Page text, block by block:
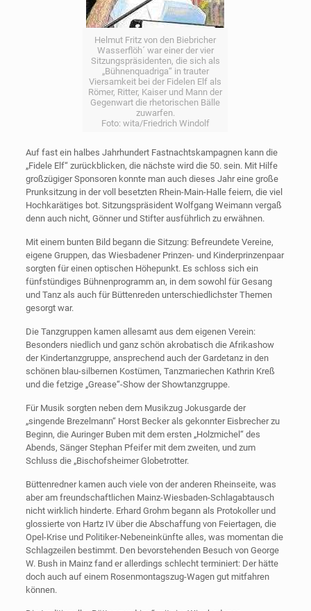
Helmut Fritz von den Biebricher
Wasserflöh´ war einer der vier
Sitzungspräsidenten, die sich als
„Bühnenquadriga“ in trauter
Viersamkeit bei der Fidelen Elf als
Römer, Ritter, Kaiser und Mann der
Gegenwart die rhetorischen Bälle
zuwarfen.
Foto: wita/Friedrich Windolf
Auf fast ein halbes Jahrhundert Fastnachtskampagnen kann die
„Fidele Elf“ zurückblicken, die nächste wird die 50. sein. Mit Hilfe
großzügiger Sponsoren konnte man auch dieses Jahr eine große
Prunksitzung in der voll besetzten Rhein-Main-Halle feiern, die viel
Hochkarätiges bot. Sitzungspräsident Wolfgang Weimann vergaß
denn auch nicht, Gönner und Stifter ausführlich zu erwähnen.
Mit einem bunten Bild begann die Sitzung: Befreundete Vereine,
eigene Gruppen, das Wiesbadener Prinzen- und Kinderprinzenpaar
sorgten für einen optischen Höhepunkt. Es schloss sich ein
fünfstündiges Bühnenprogramm an, in dem sowohl für Gesang
und Tanz als auch für Büttenreden unterschiedlichster Themen
gesorgt war.
Die Tanzgruppen kamen allesamt aus dem eigenen Verein:
Besonders niedlich und ganz schön akrobatisch die Afrikashow
der Kindertanzgruppe, ansprechend auch der Gardetanz in den
schönen blau-silbernen Kostümen, Tanzmariechen Kathrin Kreß
und die fetzige „Grease“-Show der Showtanzgruppe.
Für Musik sorgten neben dem Musikzug Jokusgarde der
„singende Brezelmann“ Horst Becker als gekonnter Eisbrecher zu
Beginn, die Auringer Buben mit dem ersten „Holzmichel“ des
Abends, Sänger Stephan Pfeifer mit dem zweiten, und zum
Schluss die „Bischofsheimer Globetrotter.
Büttenredner kamen auch viele von der anderen Rheinseite, was
aber am freundschaftlichen Mainz-Wiesbaden-Schlagabtausch
nicht wirklich hinderte. Erhard Grohm begann als Protokoller und
glossierte von Hartz IV über die Abschaffung von Feiertagen, die
Opel-Krise und Politiker-Nebeneinkünfte alles, was momentan die
Schlagzeilen bestimmt. Den bevorstehenden Besuch von George
W. Bush in Mainz fand er allerdings schlecht terminiert: Der hätte
doch auch auf einem Rosenmontagszug-Wagen gut mitfahren
können.